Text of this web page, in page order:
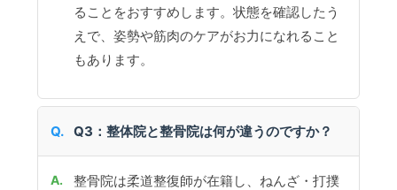
ることをおすすめします。状態を確認したう
えで、姿勢や筋肉のケアがお力になれること
もあります。
Q3：整体院と整骨院は何が違うのですか？
整骨院は柔道整復師が在籍し、ねんざ・打撲